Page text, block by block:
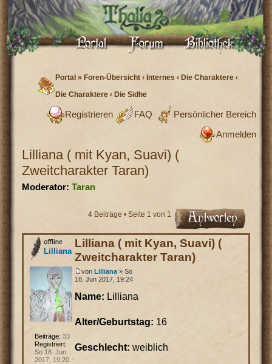
Portal »Foren-Übersicht ‹ Internes ‹ Die Charaktere ‹
Die Charaktere ‹ Die Sidhe
Persönlicher Bereich
FAQ
Registrieren
Anmelden
Lilliana ( mit Kyan, Suavi) (
Zweitcharakter Taran)
Moderator: Taran
4 Beiträge • Seite 1 von 1
Lilliana ( mit Kyan, Suavi) (
Zweitcharakter Taran)
von Lilliana» So
18. Jun 2017, 19:24
Name: Lilliana
Alter/Geburtstag: 16
Geschlecht: weiblich
Lilliana
Beiträge: 33
Registriert:
So 18. Jun
2017, 19:20